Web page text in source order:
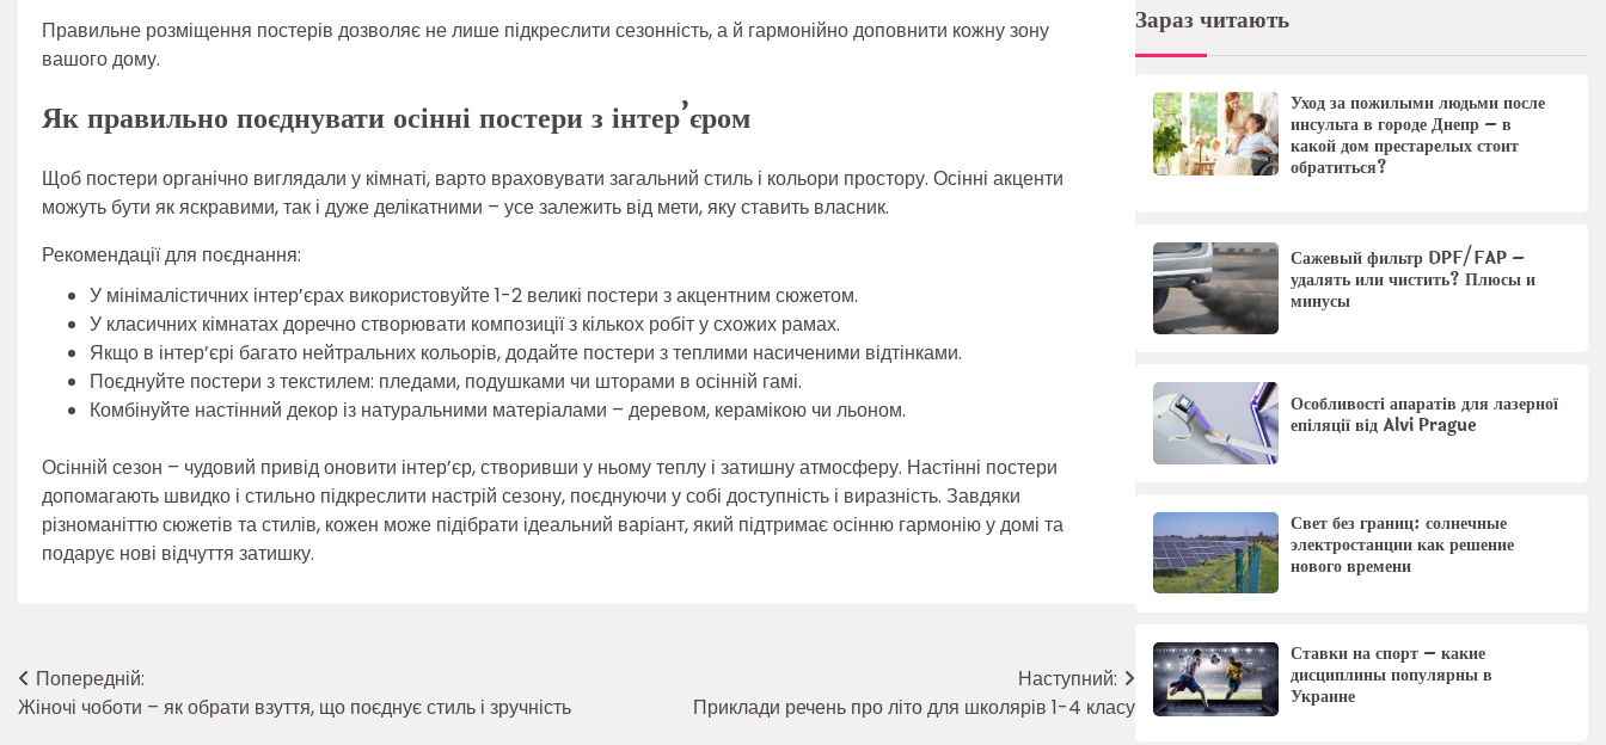
Правильне розміщення постерів дозволяє не лише підкреслити сезонність, а й гармонійно доповнити кожну зону
вашого дому.
Як правильно поєднувати осінні постери з інтер’єром
Щоб постери органічно виглядали у кімнаті, варто враховувати загальний стиль і кольори простору. Осінні акценти
можуть бути як яскравими, так і дуже делікатними – усе залежить від мети, яку ставить власник.
Рекомендації для поєднання:
У мінімалістичних інтер’єрах використовуйте 1-2 великі постери з акцентним сюжетом.
У класичних кімнатах доречно створювати композиції з кількох робіт у схожих рамах.
Якщо в інтер’єрі багато нейтральних кольорів, додайте постери з теплими насиченими відтінками.
Поєднуйте постери з текстилем: пледами, подушками чи шторами в осінній гамі.
Комбінуйте настінний декор із натуральними матеріалами – деревом, керамікою чи льоном.
Осінній сезон – чудовий привід оновити інтер’єр, створивши у ньому теплу і затишну атмосферу. Настінні постери
допомагають швидко і стильно підкреслити настрій сезону, поєднуючи у собі доступність і виразність. Завдяки
різноманіттю сюжетів та стилів, кожен може підібрати ідеальний варіант, який підтримає осінню гармонію у домі та
подарує нові відчуття затишку.
Навігація
записів
Попередній:
Жіночі чоботи – як обрати взуття, що поєднує стиль і зручність
Наступний:
Приклади речень про літо для школярів 1-4 класу
Зараз читають
Уход за пожилыми людьми после
инсульта в городе Днепр – в
какой дом престарелых стоит
обратиться?
Сажевый фильтр DPF/FAP –
удалять или чистить? Плюсы и
минусы
Особливості апаратів для лазерної
епіляції від Alvi Prague
Свет без границ: солнечные
электростанции как решение
нового времени
Ставки на спорт – какие
дисциплины популярны в
Украине